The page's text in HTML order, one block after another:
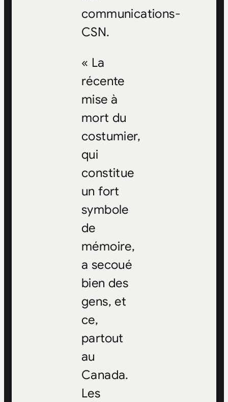
communications-
CSN.
« La
récente
mise à
mort du
costumier,
qui
constitue
un fort
symbole
de
mémoire,
a secoué
bien des
gens, et
ce,
partout
au
Canada.
Les